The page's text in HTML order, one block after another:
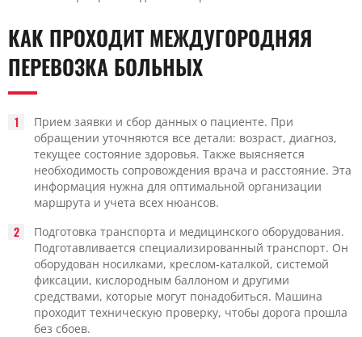
КАК ПРОХОДИТ МЕЖДУГОРОДНЯЯ
ПЕРЕВОЗКА БОЛЬНЫХ
Прием заявки и сбор данных о пациенте. При
обращении уточняются все детали: возраст, диагноз,
текущее состояние здоровья. Также выясняется
необходимость сопровождения врача и расстояние. Эта
информация нужна для оптимальной организации
маршрута и учета всех нюансов.
Подготовка транспорта и медицинского оборудования.
Подготавливается специализированный транспорт. Он
оборудован носилками, креслом-каталкой, системой
фиксации, кислородным баллоном и другими
средствами, которые могут понадобиться. Машина
проходит техническую проверку, чтобы дорога прошла
без сбоев.